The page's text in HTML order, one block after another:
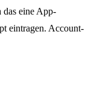
eine App-
eintragen. Account-